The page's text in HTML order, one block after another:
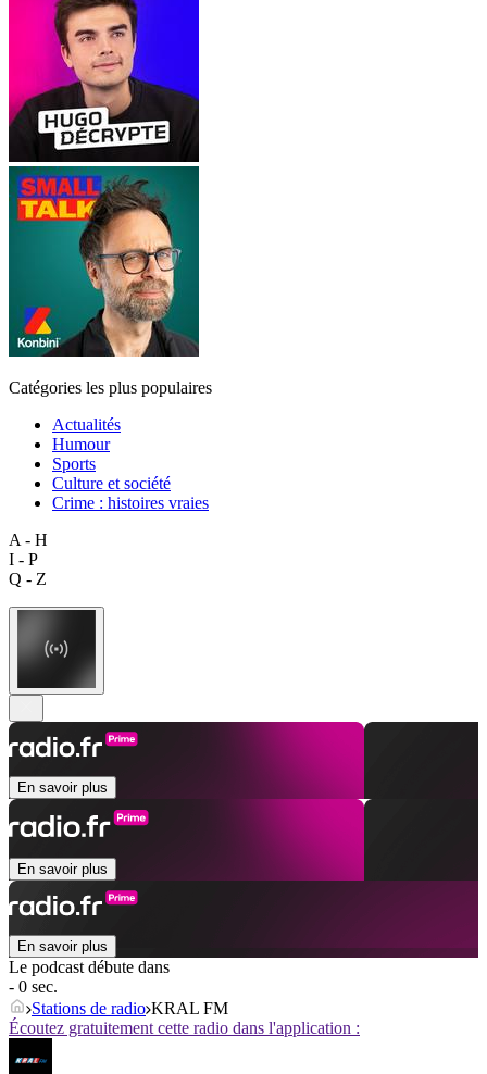
Catégories les plus populaires
Actualités
Humour
Sports
Culture et société
Crime : histoires vraies
A - H
I - P
Q - Z
En savoir plus
En savoir plus
En savoir plus
Le podcast débute dans
- 0 sec.
Stations de radio KRAL FM
Écoutez gratuitement cette radio dans l'application :